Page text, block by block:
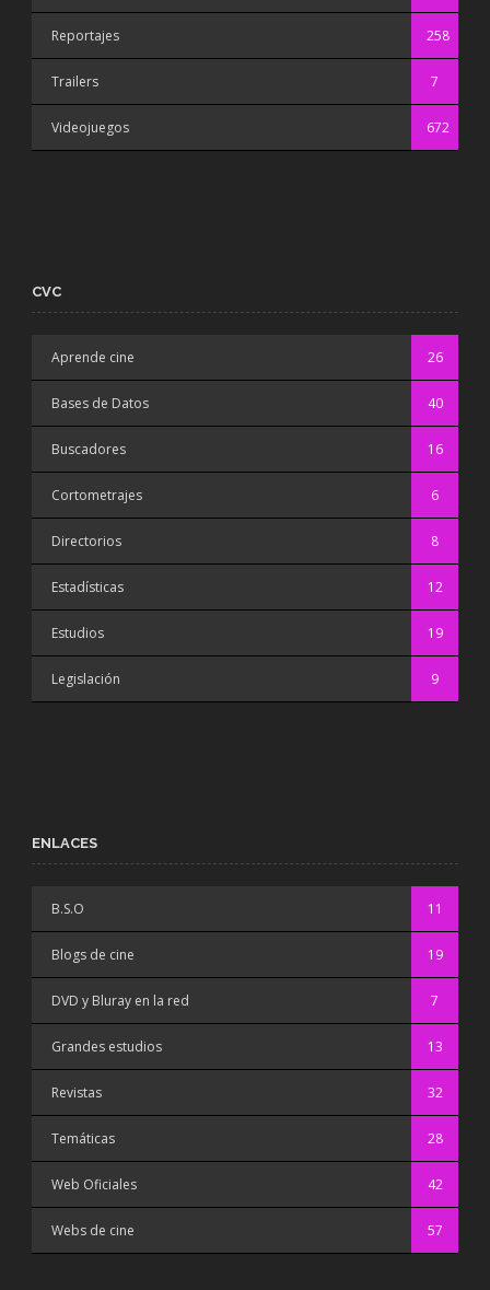
Reportajes 258
Trailers 7
Videojuegos 672
CVC
Aprende cine 26
Bases de Datos 40
Buscadores 16
Cortometrajes 6
Directorios 8
Estadísticas 12
Estudios 19
Legislación 9
ENLACES
B.S.O 11
Blogs de cine 19
DVD y Bluray en la red 7
Grandes estudios 13
Revistas 32
Temáticas 28
Web Oficiales 42
Webs de cine 57